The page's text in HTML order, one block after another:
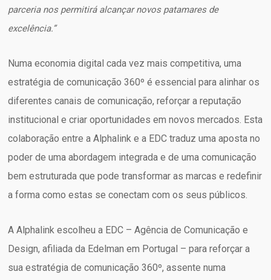
parceria nos permitirá alcançar novos patamares de
excelência.”
Numa economia digital cada vez mais competitiva, uma
estratégia de comunicação 360º é essencial para alinhar os
diferentes canais de comunicação, reforçar a reputação
institucional e criar oportunidades em novos mercados. Esta
colaboração entre a Alphalink e a EDC traduz uma aposta no
poder de uma abordagem integrada e de uma comunicação
bem estruturada que pode transformar as marcas e redefinir
a forma como estas se conectam com os seus públicos.
A Alphalink escolheu a EDC – Agência de Comunicação e
Design, afiliada da Edelman em Portugal – para reforçar a
sua estratégia de comunicação 360º, assente numa